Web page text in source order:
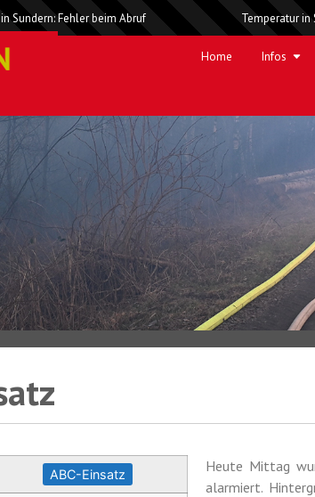
Sundern: Fehler beim Abruf Temperatur in
Home Infos
ABC-Einsatz
Heute Mittag
alarmiert.